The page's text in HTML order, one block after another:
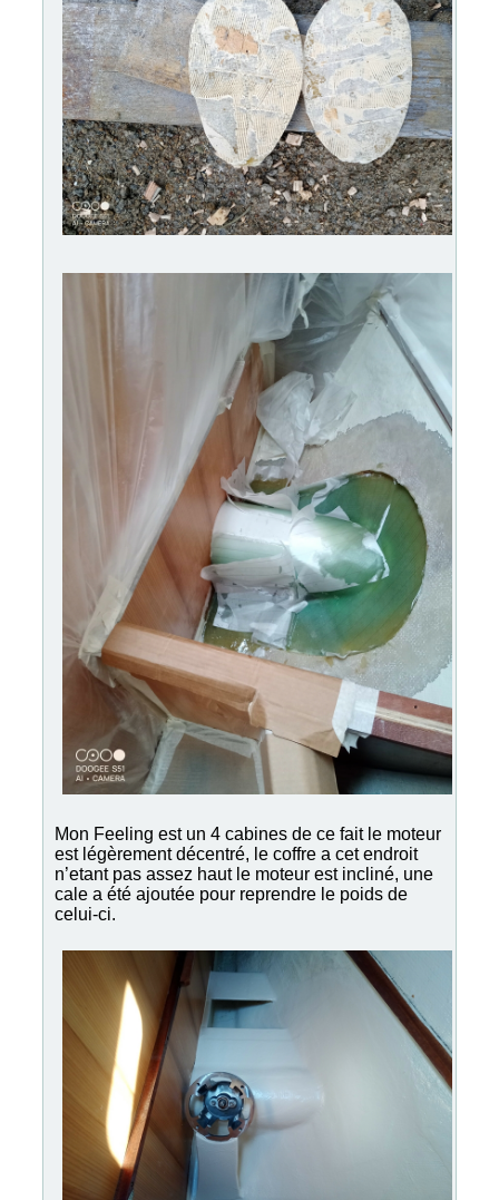
Mon Feeling est un 4 cabines de ce fait le moteur
est légèrement décentré, le coffre a cet endroit
n’etant pas assez haut le moteur est incliné, une
cale a été ajoutée pour reprendre le poids de
celui-ci.